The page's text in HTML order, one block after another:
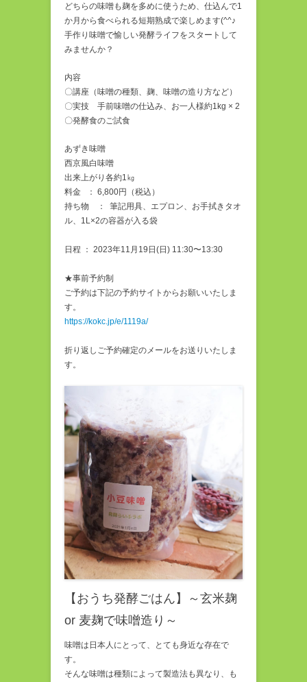
どちらの味噌も麹を多めに使うため、仕込んで1
か月から食べられる短期熟成で楽しめます(^^♪
手作り味噌で愉しい発酵ライフをスタートして
みませんか？
内容
〇講座（味噌の種類、麹、味噌の造り方など）
〇実技 手前味噌の仕込み、お一人様約1kg × 2
〇発酵食のご試食
あずき味噌
西京風白味噌
出来上がり各約1㎏
料金 ： 6,800円（税込）
持ち物 ： 筆記用具、エプロン、お手拭きタオ
ル、1L×2の容器が入る袋
日程 ： 2023年11月19日(日) 11:30〜13:30
★事前予約制
ご予約は下記の予約サイトからお願いいたしま
す。
https://kokc.jp/e/1119a/
折り返しご予約確定のメールをお送りいたしま
す。
【おうち発酵ごはん】～玄米麹
or 麦麹で味噌造り～
味噌は日本人にとって、とても身近な存在で
す。
そんな味噌は種類によって製造法も異なり、も